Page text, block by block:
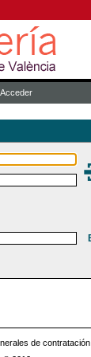
Acceder
de contratación